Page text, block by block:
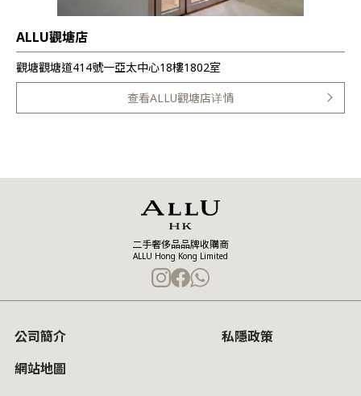
ALLU觀塘店
觀塘觀塘道414號一亞太中心18樓1802室
查看ALLU觀塘店详情
二手奢侈品品牌收購商
ALLU Hong Kong Limited
公司簡介
私隱政策
網站地圖